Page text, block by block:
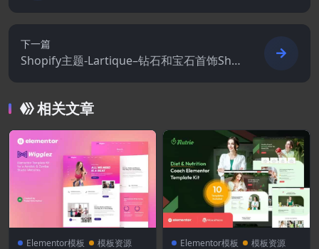
下一篇
Shopify主题-Lartique–钻石和宝石首饰Sho
相关文章
Elementor模板 模板资源 Elementor模板 模板资源